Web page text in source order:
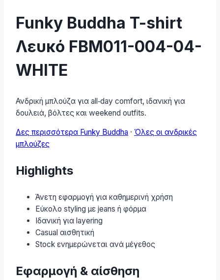
Funky Buddha T-shirt
Λευκό FBM011-004-04-
WHITE
Ανδρική μπλούζα για all‑day comfort, ιδανική για
δουλειά, βόλτες και weekend outfits.
Δες περισσότερα Funky Buddha · Όλες οι ανδρικές
μπλούζες
Highlights
Άνετη εφαρμογή για καθημερινή χρήση
Εύκολο styling με jeans ή φόρμα
Ιδανική για layering
Casual αισθητική
Stock ενημερώνεται ανά μέγεθος
Εφαρμογή & αίσθηση